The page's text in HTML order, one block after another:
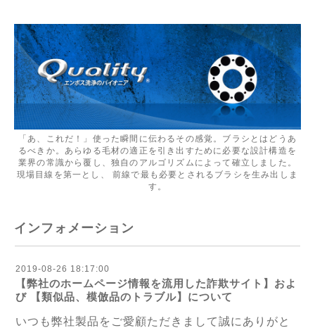
「あ、これだ！」使った瞬間に伝わるその感覚。ブラシとはどうあ
るべきか。あらゆる毛材の適正を引き出すために必要な設計構造を
業界の常識から覆し、独自のアルゴリズムによって確立しました。
現場目線を第一とし、 前線で最も必要とされるブラシを生み出しま
す。
インフォメーション
2019-08-26 18:17:00
【弊社のホームページ情報を流用した詐欺サイト】およ
び 【類似品、模倣品のトラブル】について
いつも弊社製品をご愛顧ただきまして誠にありがと